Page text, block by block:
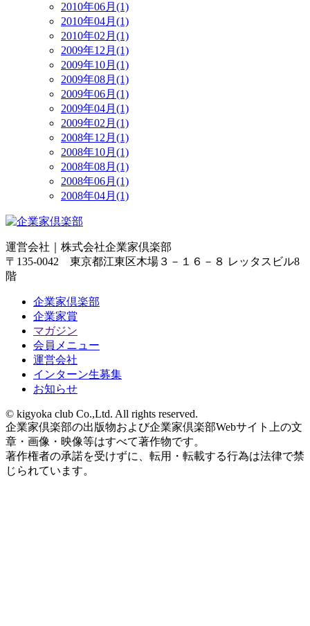
2010年06月(1)
2010年04月(1)
2010年02月(1)
2009年12月(1)
2009年10月(1)
2009年08月(1)
2009年06月(1)
2009年04月(1)
2009年02月(1)
2008年12月(1)
2008年10月(1)
2008年08月(1)
2008年06月(1)
2008年04月(1)
運営会社｜ 株式会社企業家倶楽部
〒135-0042 東京都江東区木場３－１６－８ レッタスビル8
階
企業家倶楽部
企業家賞
マガジン
会員メニュー
運営会社
インターン生募集
お知らせ
© kigyoka club Co.,Ltd. All rights reserved.
企業家倶楽部の出版物および企業家倶楽部Webサイト上の文
章・画像・映像等はすべて著作物です。
著作権者の承諾を受けずに、転用・転載する行為は法律で禁
じられています。